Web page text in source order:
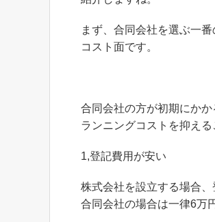
まず、合同会社を選ぶ一
コスト面です。
合同会社の方が初期にかか
ランニングコストを抑える
1,登記費用が安い
株式会社を設立する場合、
合同会社の場合は一律6万